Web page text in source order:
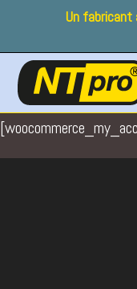
content
Un fabricant